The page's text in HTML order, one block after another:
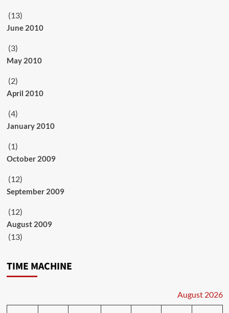
(13)
June 2010
(3)
May 2010
(2)
April 2010
(4)
January 2010
(1)
October 2009
(12)
September 2009
(12)
August 2009
(13)
TIME MACHINE
August 2026